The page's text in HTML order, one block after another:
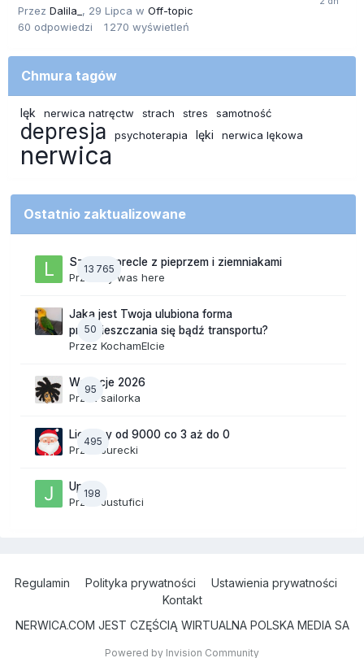
Przez Dalila_ , 29 Lipca w Off-topic
60 odpowiedzi 1 270 wyświetleń
Chmura tagów
lęk nerwica natręctw strach stres samotność
depresja psychoterapia lęki nerwica lękowa
nerwica
Ostatnio zaktualizowane
13 765
Szalone precle z pieprzem i ziemniakami
Przez
lily was here
50
Jaka jest Twoja ulubiona forma
przemieszczania się bądź transportu?
Przez KochamElcie
95
Wakacje 2026
Przez sailorka
495
Liczymy od 9000 co 3 aż do 0
Przez
Jurecki
198
Upały
Przez Justufici
Regulamin Polityka prywatności
Ustawienia prywatności
Kontakt
NERWICA.COM JEST CZĘŚCIĄ WIRTUALNA POLSKA MEDIA SA
Powered by Invision Community